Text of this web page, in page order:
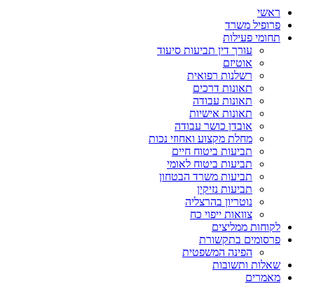
ראשי
פרופיל משרד
תחומי פעילות
עורך דין תביעות סיעוד
אוטיזם
רשלנות רפואית
תאונות דרכים
תאונות עבודה
תאונות אישיות
אובדן כושר עבודה
מחלת מקצוע ואחוזי נכות
תביעות ביטוח חיים
תביעות ביטוח לאומי
תביעות משרד הבטחון
תביעות נזיקין
נוטריון בהרצליה
צוואות ייפוי כח
לקוחות ממליצים
פרסומים בתקשורת
הפינה המשפטית
שאלות ותשובות
מאמרים